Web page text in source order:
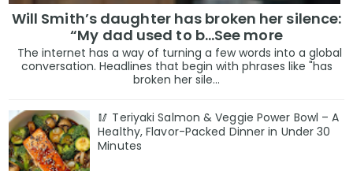
Will Smith’s daughter has broken her silence:
“My dad used to b…See more
The internet has a way of turning a few words into a global
conversation. Headlines that begin with phrases like "has
broken her sile...
🥢 Teriyaki Salmon & Veggie Power Bowl – A
Healthy, Flavor-Packed Dinner in Under 30
Minutes